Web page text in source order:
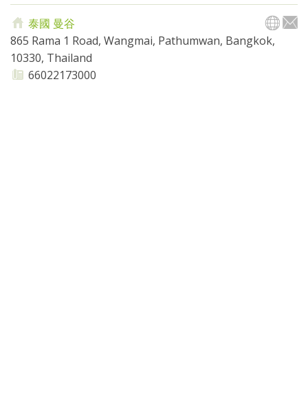
泰國 曼谷
865 Rama 1 Road, Wangmai, Pathumwan, Bangkok,
10330, Thailand
66022173000